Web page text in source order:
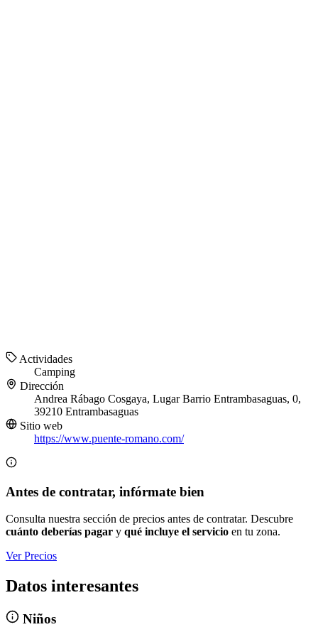
Actividades
Camping
Dirección
Andrea Rábago Cosgaya, Lugar Barrio Entrambasaguas, 0,
39210 Entrambasaguas
Sitio web
https://www.puente-romano.com/
Antes de contratar, infórmate bien
Consulta nuestra sección de precios antes de contratar. Descubre
cuánto deberías pagar y qué incluye el servicio en tu zona.
Ver Precios
Datos interesantes
Niños